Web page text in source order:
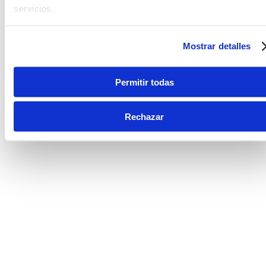
servicios.
Mostrar detalles
Permitir todas
Rechazar